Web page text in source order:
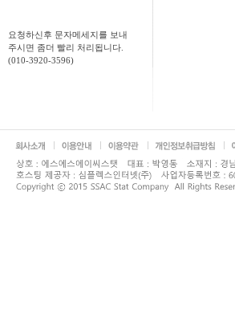
요청하신후 문자메세지를 보내
주시면 좀더 빨리 처리됩니다.
(010-3920-3596)